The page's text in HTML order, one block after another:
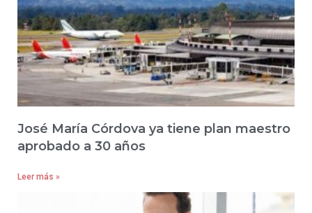
José María Córdova ya tiene plan maestro
aprobado a 30 años
Leer más »